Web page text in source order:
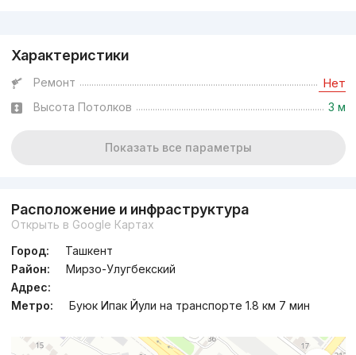
Характеристики
Ремонт Нет
Высота Потолков 3 м
Показать все параметры
Расположение и инфраструктура
Открыть в Google Картах
Город:
Ташкент
Район:
Мирзо-Улугбекский
Адрес:
Метро:
Буюк Ипак Йули на транспорте 1.8 км 7 мин